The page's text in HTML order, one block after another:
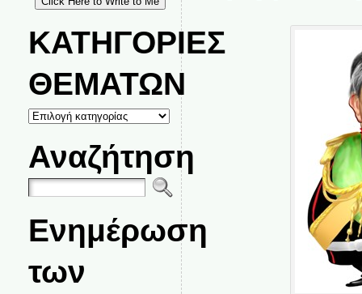
ΚΑΤΗΓΟΡΙΕΣ
ΘΕΜΑΤΩΝ
ΚΑΤΗΓΟΡΙΕΣ
ΘΕΜΑΤΩΝ
Αναζήτηση
Ενημέρωση
των